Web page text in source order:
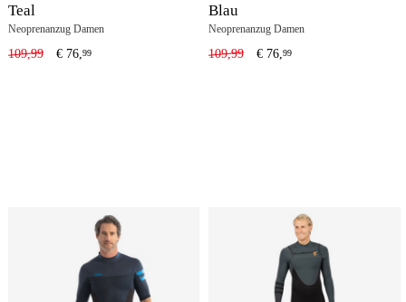
Teal
Neoprenanzug Damen
109,99 € 76, 99
Blau
Neoprenanzug Damen
109,99 € 76,99